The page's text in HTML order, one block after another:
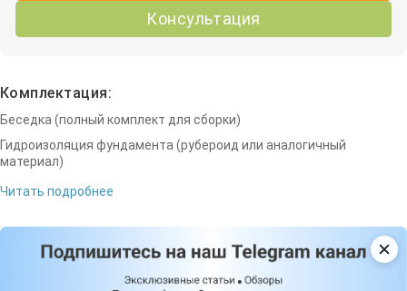
Консультация
Комплектация:
Беседка (полный комплект для сборки)
Гидроизоляция фундамента (рубероид или аналогичный
материал)
Читать подробнее